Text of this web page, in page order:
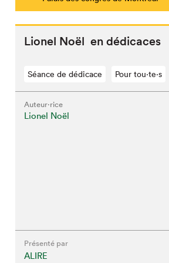
Lionel Noël en dédicaces
Séance de dédicace Pour tou⋅te⋅s
Auteur·rice
Lionel Noël
Présenté par
ALIRE